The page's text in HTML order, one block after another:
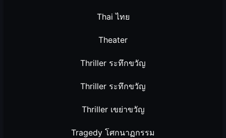
Thai ไทย
Theater
Thriller ระทึกขวัญ
Thriller ระทึกขวัญ
Thriller เขย่าขวัญ
Tragedy โศกนาฏกรรม